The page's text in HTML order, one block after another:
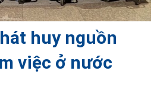
huy nguồn
việc ở nước